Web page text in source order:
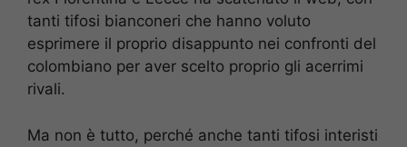
tanti tifosi bianconeri che hanno voluto
esprimere il proprio disappunto nei confronti del
colombiano per aver scelto proprio gli acerrimi
rivali.
Ma non è tutto, perché anche tanti tifosi interisti